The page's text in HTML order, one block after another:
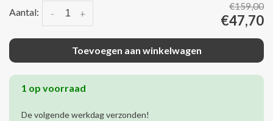
Aantal: +
-
€159,00
€47,70
Toevoegen aan winkelwagen
1 op voorraad
De volgende werkdag verzonden!